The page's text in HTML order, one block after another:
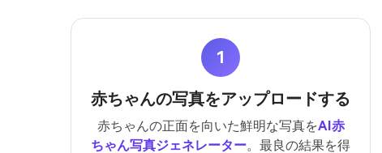
1
赤ちゃんの写真をアップロードする
赤ちゃんの正面を向いた鮮明な写真をAI赤
ちゃん写真ジェネレーター。最良の結果を得